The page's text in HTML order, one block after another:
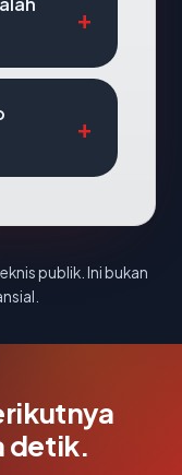
publik. Ini bukan
detik.